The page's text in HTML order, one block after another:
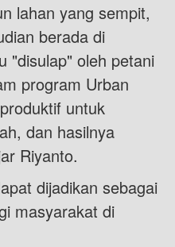
lahan yang sempit,
berada di
"disulap" oleh petani
program Urban
untuk
dan hasilnya
Riyanto.
dijadikan sebagai
masyarakat di